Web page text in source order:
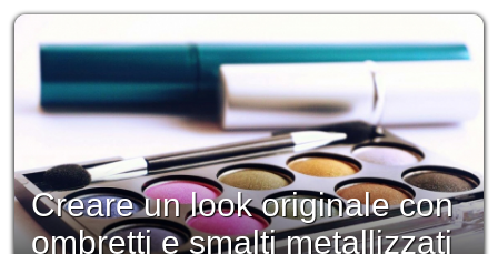
Creare un look originale con
ombretti e smalti metallizzati